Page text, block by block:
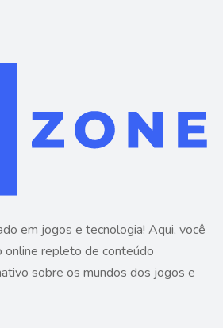
em jogos e tecnologia! Aqui, você
online repleto de conteúdo
sobre os mundos dos jogos e